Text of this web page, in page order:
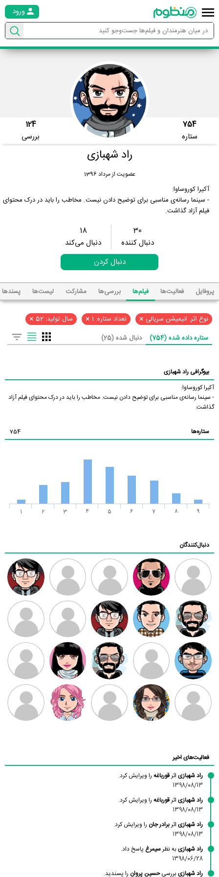
ورود
754
ستاره
124
بررسی
راد شهبازی
عضویت از مرداد 1396
آکیرا کوروساوا:
- سینما رسانه‌ی مناسبی برای توضیح دادن نیست. مخاطب را باید در درک محتوای
فیلم آزاد گذاشت.
30
دنبال کننده
18
دنبال می‌کند
دنبال کردن
پروفایل فعالیت‌ها فیلم‌ها بررسی‌ها مشارکت لیست‌ها پسند‌ها
نوع اثر: انیمیشن سریالی × تعداد ستاره: 1 × سال تولید: 52 ×
ستاره داده شده (754) دنبال شده (25)
بیوگرافی راد شهبازی
آکیرا کوروساوا:
- سینما رسانه‌ی مناسبی برای توضیح دادن نیست. مخاطب را باید در درک محتوای فیلم آزاد
گذاشت.
ستاره‌ها 754
1 2 3 4 5 6 7 8 9
دنبال‌کنندگان
ممدرضا رضا کاظمی زهرا ~ ابتین
سید محمد
موسوی
مهدی فرهمند مهدی سلطانی داود رضیی
طرفدار میلی
بابی براون
کیوان کیانی
سامان راحمی امیردلتا امیروو ملیکا منتظری عارفه داستانپور
فعالیت‌های اخیر
راد شهبازی اثرقورباغه را ویرایش کرد.
1398/08/13
راد شهبازی اثرقورباغه را ویرایش کرد.
1398/08/13
راد شهبازی اثربرادر جان را ویرایش کرد.
1398/08/13
راد شهبازیبه نظرسیمرغ پاسخ داد.
1398/06/28
راد شهبازیبررسیحسین پروان را پسندید.